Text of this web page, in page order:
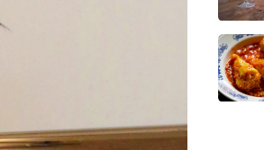
brigádách,